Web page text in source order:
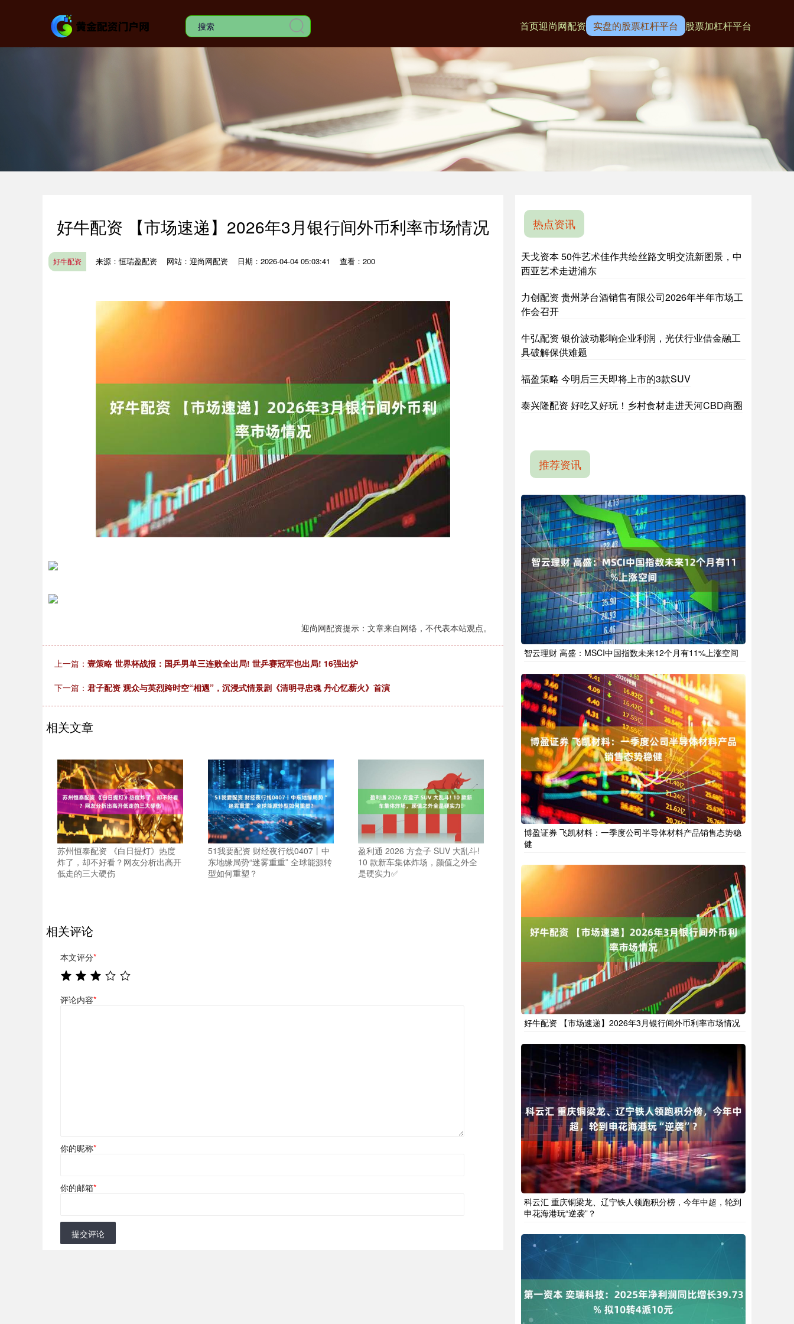
首页迎尚网配资 实盘的股票杠杆平台 股票加杠杆平台
好牛配资 【市场速递】2026年3月银行间外币利率市场情况
好牛配资 来源：恒瑞盈配资 网站：迎尚网配资 日期：2026-04-04 05:03:41 查看：200
迎尚网配资提示：文章来自网络，不代表本站观点。
上一篇： 壹策略 世界杯战报：国乒男单三连败全出局! 世乒赛冠军也出局! 16强出炉
下一篇： 君子配资 观众与英烈跨时空“相遇”，沉浸式情景剧《清明寻忠魂 丹心忆薪火》首演
相关文章
苏州恒泰配资 《白日提灯》热度
炸了，却不好看？网友分析出高开
低走的三大硬伤
51我要配资 财经夜行线0407丨中
东地缘局势“迷雾重重” 全球能源转
型如何重塑？
盈利通 2026 方盒子 SUV 大乱斗!
10 款新车集体炸场，颜值之外全
是硬实力✅
相关评论
本文评分*
评论内容*
你的昵称*
你的邮箱*
提交评论
热点资讯
天戈资本 50件艺术佳作共绘丝路文明交流新图景，中
西亚艺术走进浦东
力创配资 贵州茅台酒销售有限公司2026年半年市场工
作会召开
牛弘配资 银价波动影响企业利润，光伏行业借金融工
具破解保供难题
福盈策略 今明后三天即将上市的3款SUV
泰兴隆配资 好吃又好玩！乡村食材走进天河CBD商圈
推荐资讯
智云理财 高盛：MSCI中国指数未来12个月有11%上涨空间
博盈证券 飞凯材料：一季度公司半导体材料产品销售态势稳
健
好牛配资 【市场速递】2026年3月银行间外币利率市场情况
科云汇 重庆铜梁龙、辽宁铁人领跑积分榜，今年中超，轮到
申花海港玩“逆袭”？